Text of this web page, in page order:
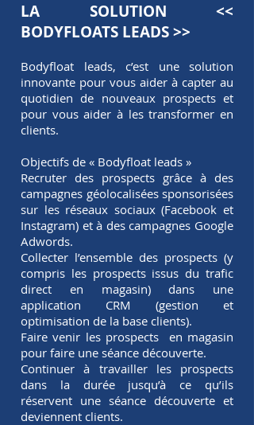
LA SOLUTION <<
BODYFLOATS LEADS >>
Bodyfloat leads, c’est une solution
innovante pour vous aider à capter au
quotidien de nouveaux prospects et
pour vous aider à les transformer en
clients.
Objectifs de « Bodyfloat leads »
Recruter des prospects grâce à des
campagnes géolocalisées sponsorisées
sur les réseaux sociaux (Facebook et
Instagram) et à des campagnes Google
Adwords.
Collecter l’ensemble des prospects (y
compris les prospects issus du trafic
direct en magasin) dans une
application CRM (gestion et
optimisation de la base clients).
Faire venir les prospects en magasin
pour faire une séance découverte.
Continuer à travailler les prospects
dans la durée jusqu’à ce qu’ils
réservent une séance découverte et
deviennent clients.